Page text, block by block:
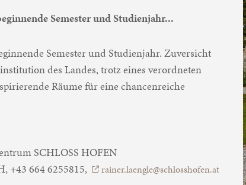
Semester und Studienjahr...
Semester und Studienjahr. Zuversicht
des Landes, trotz eines verordneten
Räume für eine chancenreiche
SCHLOSS HOFEN
+43 664 6255815,
rainer.laengle@schlosshofen.at